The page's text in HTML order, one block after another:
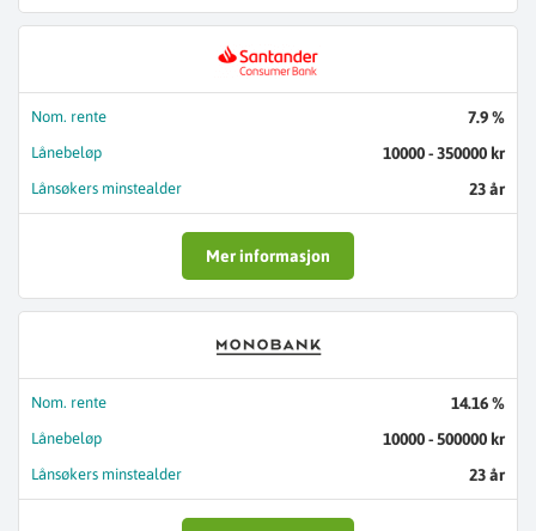
Nom. rente 7.9 %
Lånebeløp 10000 - 350000 kr
Lånsøkers minstealder 23 år
Mer informasjon
Nom. rente 14.16 %
Lånebeløp 10000 - 500000 kr
Lånsøkers minstealder 23 år